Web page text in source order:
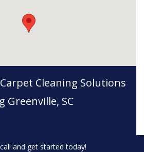
Cleaning Solutions
Greenville, SC
and get started today!